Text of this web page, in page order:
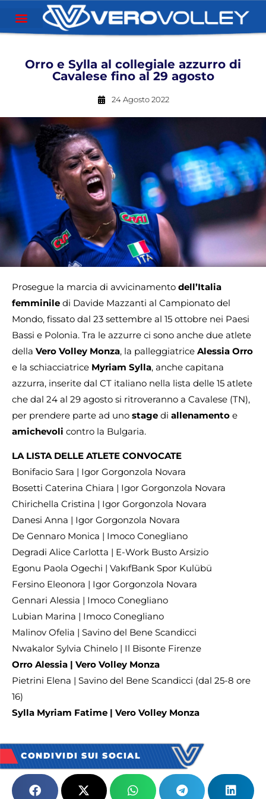
Orro e Sylla al collegiale azzurro di
Cavalese fino al 29 agosto
24 Agosto 2022
Prosegue la marcia di avvicinamento dell’Italia
femminile di Davide Mazzanti al Campionato del
Mondo, fissato dal 23 settembre al 15 ottobre nei Paesi
Bassi e Polonia. Tra le azzurre ci sono anche due atlete
della Vero Volley Monza, la palleggiatrice Alessia Orro
e la schiacciatrice Myriam Sylla, anche capitana
azzurra, inserite dal CT italiano nella lista delle 15 atlete
che dal 24 al 29 agosto si ritroveranno a Cavalese (TN),
per prendere parte ad uno stage di allenamento e
amichevoli contro la Bulgaria.
LA LISTA DELLE ATLETE CONVOCATE
Bonifacio Sara | Igor Gorgonzola Novara
Bosetti Caterina Chiara | Igor Gorgonzola Novara
Chirichella Cristina | Igor Gorgonzola Novara
Danesi Anna | Igor Gorgonzola Novara
De Gennaro Monica | Imoco Conegliano
Degradi Alice Carlotta | E-Work Busto Arsizio
Egonu Paola Ogechi | VakıfBank Spor Kulübü
Fersino Eleonora | Igor Gorgonzola Novara
Gennari Alessia | Imoco Conegliano
Lubian Marina | Imoco Conegliano
Malinov Ofelia | Savino del Bene Scandicci
Nwakalor Sylvia Chinelo | Il Bisonte Firenze
Orro Alessia | Vero Volley Monza
Pietrini Elena | Savino del Bene Scandicci (dal 25-8 ore
16)
Sylla Myriam Fatime | Vero Volley Monza
CONDIVIDI SUI SOCIAL